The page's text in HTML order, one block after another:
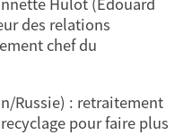
des relations
chef du
Russie) : retraitement
pour faire plus